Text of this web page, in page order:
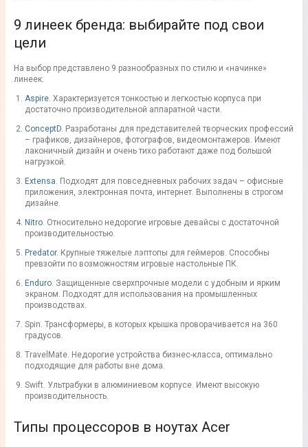
9 линеек бренда: выбирайте под свои
цели
На выбор представлено 9 разнообразных по стилю и «начинке»
линеек:
Aspire. Характеризуется тонкостью и легкостью корпуса при
достаточно производительной аппаратной части.
ConceptD. Разработаны для представителей творческих профессий
– графиков, дизайнеров, фотографов, видеомонтажеров. Имеют
лаконичный дизайн и очень тихо работают даже под большой
нагрузкой.
Extensa. Подходят для повседневных рабочих задач – офисные
приложения, электронная почта, интернет. Выполнены в строгом
дизайне.
Nitro. Относительно недорогие игровые девайсы с достаточной
производительностью.
Predator. Крупные тяжелые лэптопы для геймеров. Способны
превзойти по возможностям игровые настольные ПК.
Enduro. Защищенные сверхпрочные модели с удобным и ярким
экраном. Подходят для использования на промышленных
производствах.
Spin. Трансформеры, в которых крышка проворачивается на 360
градусов.
TravelMate. Недорогие устройства бизнес-класса, оптимально
подходящие для работы вне дома.
Swift. Ультрабуки в алюминиевом корпусе. Имеют высокую
производительность.
Типы процессоров в ноутах Acer